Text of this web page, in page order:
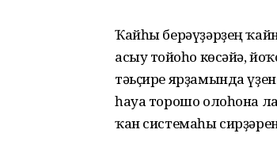
Ҡайһы берәүҙәрҙең
асыу тойғоһо көсәйә,
тәьҫире ярҙамында
һауа торошо олоһона
ҡан системаһы